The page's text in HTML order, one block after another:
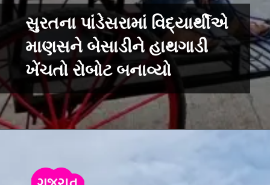
સુરતના પાંડેસરામાં વિદ્યાર્થીએ
માણસને બેસાડીને હાથગાડી
ખેંચતો રોબોટ બનાવ્યો